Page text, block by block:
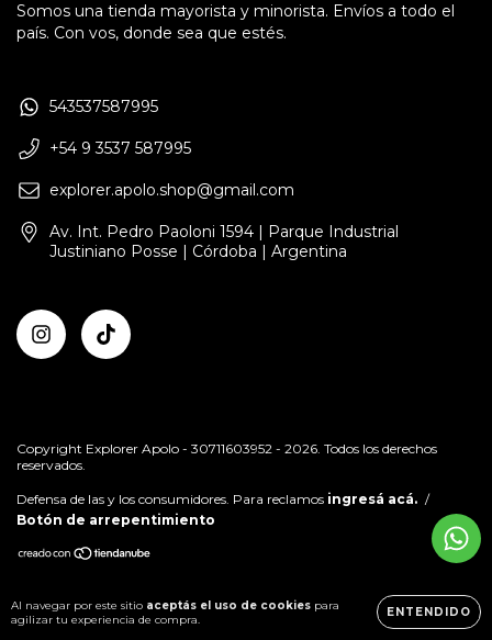
Al navegar por este sitio aceptás el uso de cookies para
agilizar tu experiencia de compra.
ENTENDIDO
Somos una tienda mayorista y minorista. Envíos a todo el
país. Con vos, donde sea que estés.
543537587995
+54 9 3537 587995
explorer.apolo.shop@gmail.com
Av. Int. Pedro Paoloni 1594 | Parque Industrial
Justiniano Posse | Córdoba | Argentina
Copyright Explorer Apolo - 30711603952 - 2026. Todos los derechos
reservados.
Defensa de las y los consumidores. Para reclamos ingresá acá. /
Botón de arrepentimiento